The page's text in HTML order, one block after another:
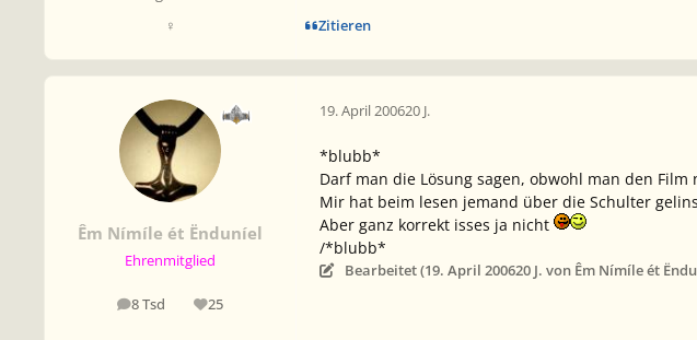
♀
Zitieren
Êm Nímíle ét Ënduníel
Ehrenmitglied
8 Tsd
Beiträge 25
Reputation
19. April 200620 J.
*blubb*
Darf man die Lösung sagen, obwohl man den
Mir hat beim lesen jemand über die Schulter
Aber ganz korrekt isses ja nicht
/*blubb*
Bearbeitet (19. April 200620 J. von Êm Nímíle ét